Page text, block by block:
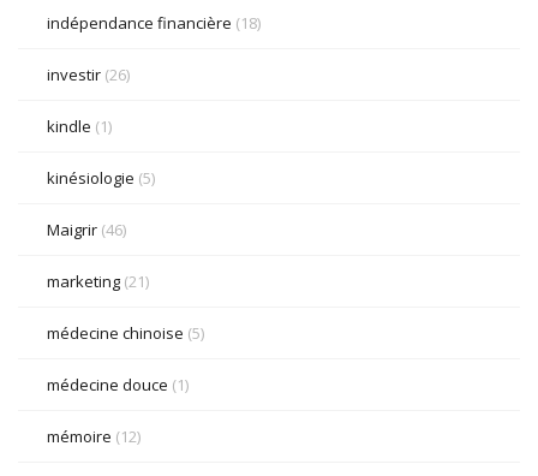
indépendance financière (18)
investir (26)
kindle (1)
kinésiologie (5)
Maigrir (46)
marketing (21)
médecine chinoise (5)
médecine douce (1)
mémoire (12)